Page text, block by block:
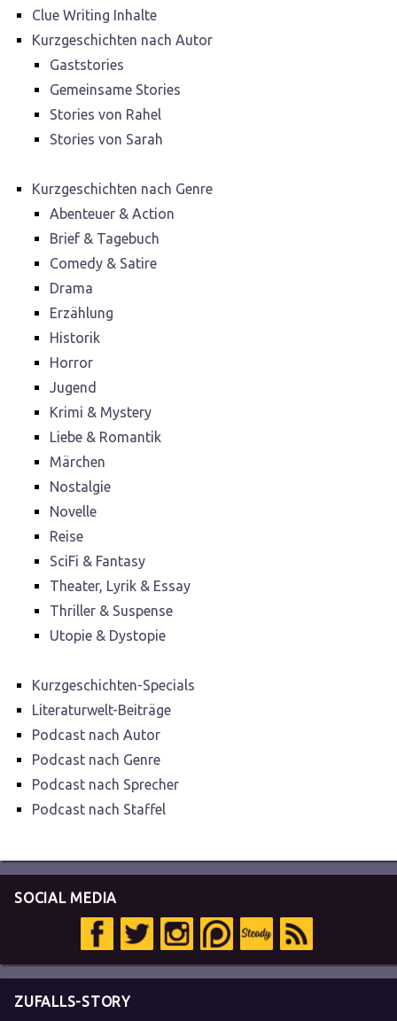
Clue Writing Inhalte
Kurzgeschichten nach Autor
Gaststories
Gemeinsame Stories
Stories von Rahel
Stories von Sarah
Kurzgeschichten nach Genre
Abenteuer & Action
Brief & Tagebuch
Comedy & Satire
Drama
Erzählung
Historik
Horror
Jugend
Krimi & Mystery
Liebe & Romantik
Märchen
Nostalgie
Novelle
Reise
SciFi & Fantasy
Theater, Lyrik & Essay
Thriller & Suspense
Utopie & Dystopie
Kurzgeschichten-Specials
Literaturwelt-Beiträge
Podcast nach Autor
Podcast nach Genre
Podcast nach Sprecher
Podcast nach Staffel
SOCIAL MEDIA
ZUFALLS-STORY